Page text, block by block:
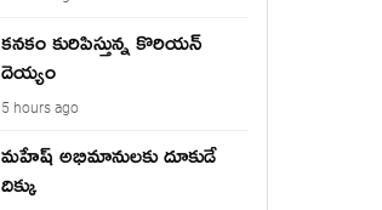
కనకం కురిపిస్తున్న కొరియన్
దెయ్యం
5 hours ago
మహేష్ అభిమానులకు దూకుడే
దిక్కు